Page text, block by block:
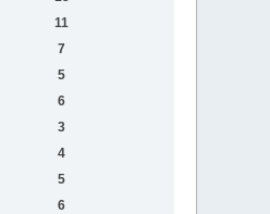
11
7
5
6
3
4
5
6